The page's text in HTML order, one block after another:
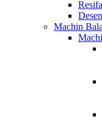
Machin